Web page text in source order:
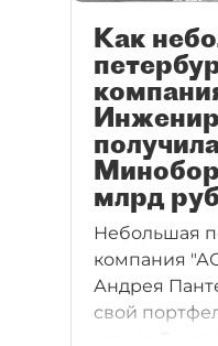
Как
млрд
Небольшая
компания
Андрея
свой